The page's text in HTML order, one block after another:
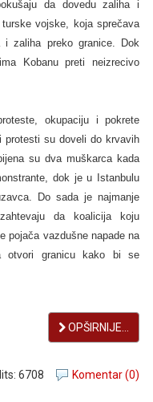
da dovedu zaliha i
vojske, koja sprečava
i zaliha preko granice. Dok
Kobanu preti neizrecivo
okupaciju i pokrete
protesti su doveli do krvavih
su dva muškarca kada
dok je u Istanbulu
Do sada je najmanje
da koalicija koju
pojača vazdušne napade na
otvori granicu kako bi se
OPŠIRNIJE...
Komentar (0)
6708